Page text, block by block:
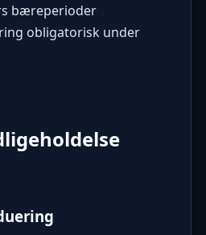
bæreperioder
obligatorisk under